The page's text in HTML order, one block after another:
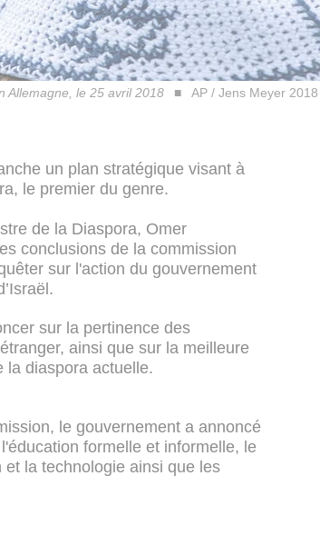
Allemagne, le 25 avril 2018 AP / Jens Meyer
un plan stratégique visant à
le premier du genre.
de la Diaspora, Omer
conclusions de la commission
sur l'action du gouvernement
sur la pertinence des
ainsi que sur la meilleure
la diaspora actuelle.
le gouvernement a annoncé
formelle et informelle, le
la technologie ainsi que les